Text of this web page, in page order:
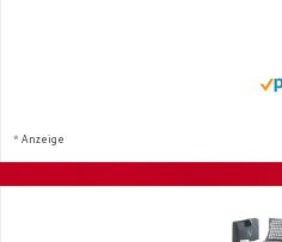
* Anzeige